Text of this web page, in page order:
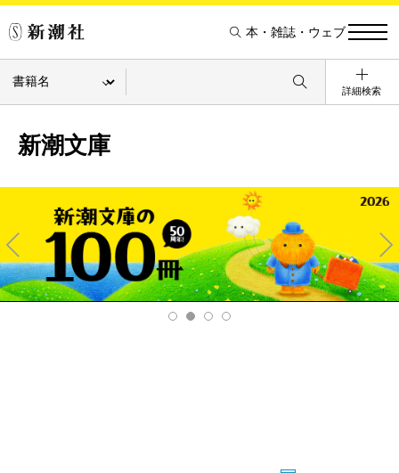
本・雑誌・ウェブ
詳細検索
新潮文庫
Pre
v
Ne
xt